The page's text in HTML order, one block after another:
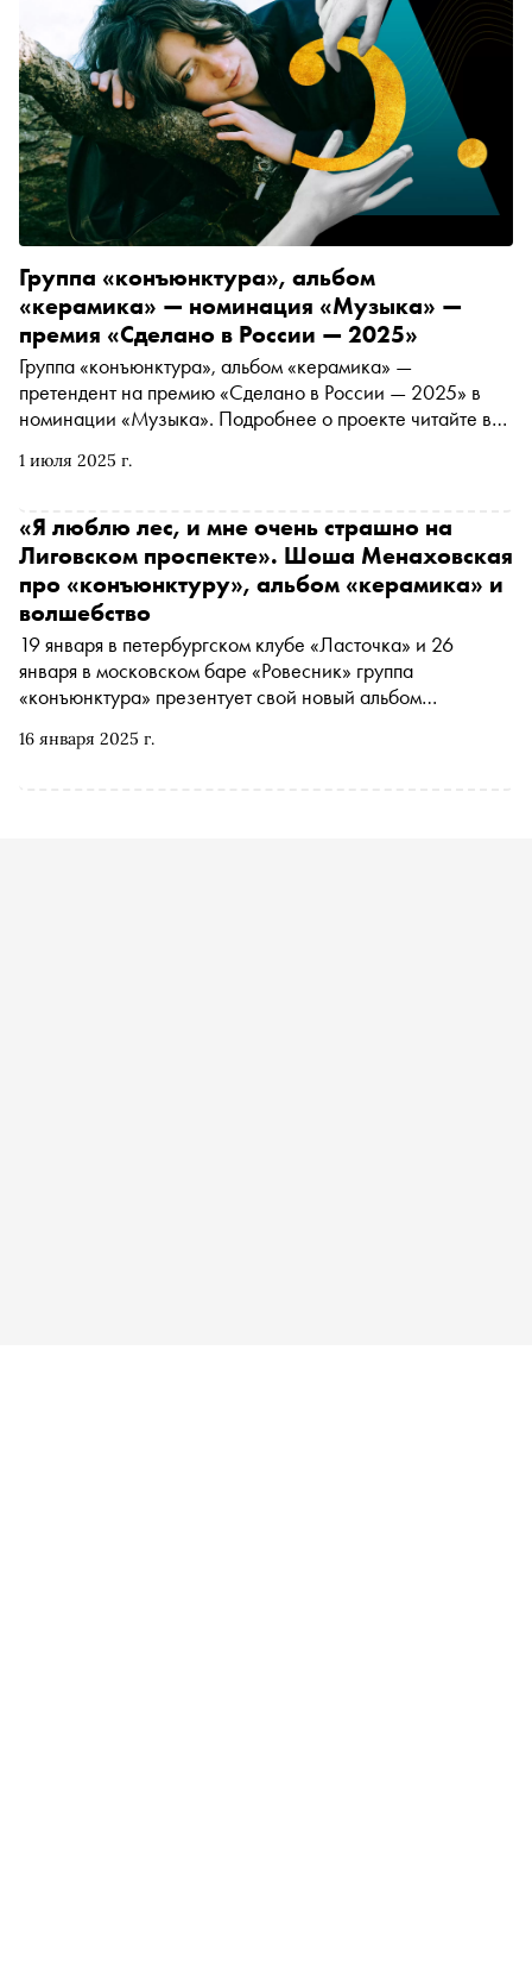
1 июля 2025 г.
Группа «конъюнктура», альбом
«керамика» — номинация «Музыка» —
премия «Сделано в России — 2025»
Группа «конъюнктура», альбом «керамика» —
претендент на премию «Сделано в России — 2025» в
номинации «Музыка». Подробнее о проекте читайте в
16 января 2025 г.
«Я люблю лес, и мне очень страшно на
Лиговском проспекте». Шоша Менаховская
про «конъюнктуру», альбом «керамика» и
волшебство
19 января в петербургском клубе «Ласточка» и 26
января в московском баре «Ровесник» группа
«конъюнктура» презентует свой новый альбом
с фронтвумен «конъюнктуры» Шошей Менаховской о